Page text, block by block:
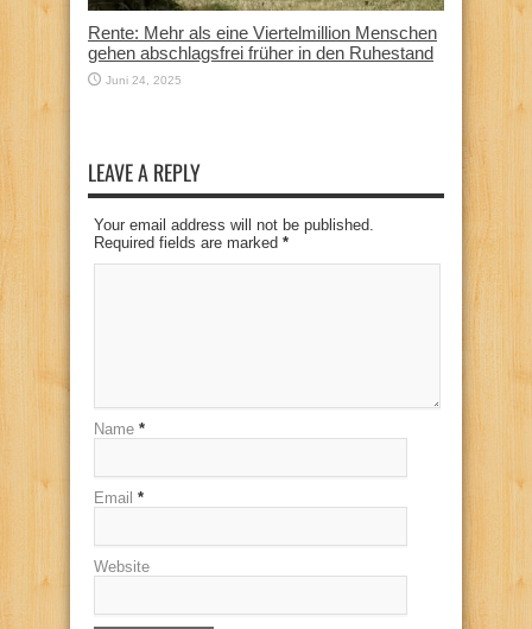
Rente: Mehr als eine Viertelmillion Menschen
gehen abschlagsfrei früher in den Ruhestand
Juni 24, 2025
LEAVE A REPLY
Your email address will not be published.
Required fields are marked *
Name *
Email *
Website